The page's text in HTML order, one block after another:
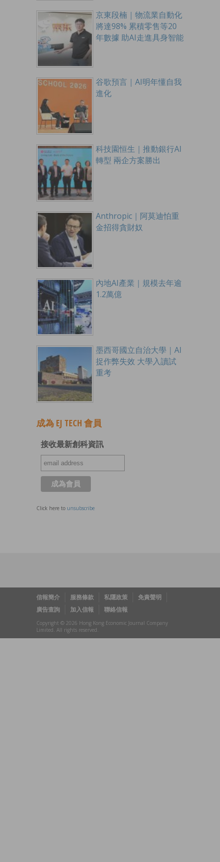
京東段楠｜物流業自動化
將達98% 累積零售等20
年數據 助AI走進具身智能
谷歌預言｜AI明年懂自我
進化
科技園恒生｜推動銀行AI
轉型 兩企方案勝出
Anthropic｜阿莫迪怕重
金招得貪財奴
內地AI產業｜規模去年逾
1.2萬億
墨西哥國立自治大學｜AI
捉作弊失效 大學入讀試
重考
成為 EJ TECH 會員
接收最新創科資訊
Click here to unsubscribe
信報簡介 服務條款 私隱政策
免責聲明
廣告查詢
加入信報 聯絡信報
Copyright © 2026 Hong Kong Economic Journal Company
Limited. All rights reserved.